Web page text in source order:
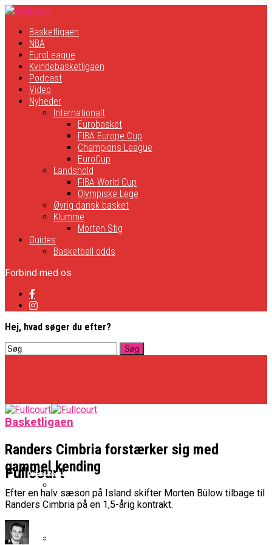
Basketligaen
NBA
EuroLeague
Kvindebasketligaen
Podcast
Video
Nyheder
Internationalt
Eurobasket
FIBA Europe Cup
Champions League
EuroCup
Landshold
FIBA World Cup
Olympiske Lege
Øvrig dansk basket
Klumme
Morten Stig
Guides
Basketball odds
Forbind med os
Hej, hvad søger du efter?
Fullcourt
Basketligaen
Officielt: Vejen Gafler Dansker Hos Rabbits
NBA
Basketligaen
Randers Cimbria forstærker sig med
gammel kending
Efter en halv sæson på Island skifter Morten Bülow tilbage til
Randers Cimbria på en 1,5-årig kontrakt.